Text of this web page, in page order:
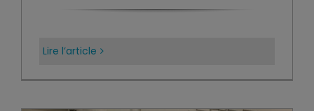
Lire l’article